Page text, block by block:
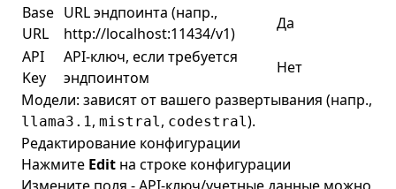
Base
URL
URL эндпоинта (напр.,
http://localhost:11434/v1)
Да
API
Key
API-ключ, если требуется
эндпоинтом
Нет
Модели: зависят от вашего развертывания (напр.,
llama3.1, mistral, codestral).
Редактирование конфигурации
Нажмите Edit на строке конфигурации